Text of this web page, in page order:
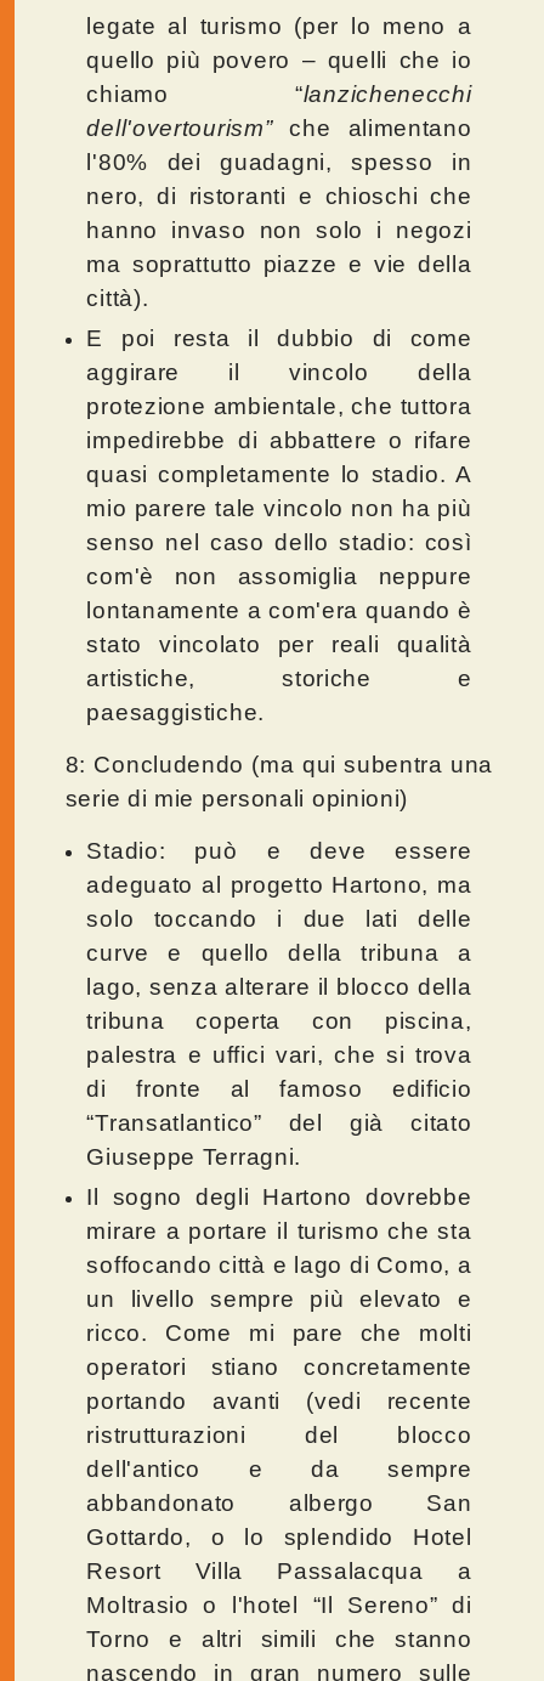
legate al turismo (per lo meno a
quello più povero – quelli che io
chiamo “lanzichenecchi
dell'overtourism”che alimentano
l'80% dei guadagni, spesso in
nero, di ristoranti e chioschi che
hanno invaso non solo i negozi
ma soprattutto piazze e vie della
città).
E poi resta il dubbio di come
aggirare il vincolo della
protezione ambientale, che tuttora
impedirebbe di abbattere o rifare
quasi completamente lo stadio. A
mio parere tale vincolo non ha più
senso nel caso dello stadio: così
com'è non assomiglia neppure
lontanamente a com'era quando è
stato vincolato per reali qualità
artistiche, storiche e
paesaggistiche.
8: Concludendo (ma qui subentra una
serie di mie personali opinioni)
Stadio: può e deve essere
adeguato al progetto Hartono, ma
solo toccando i due lati delle
curve e quello della tribuna a
lago, senza alterare il blocco della
tribuna coperta con piscina,
palestra e uffici vari, che si trova
di fronte al famoso edificio
“Transatlantico” del già citato
Giuseppe Terragni.
Il sogno degli Hartono dovrebbe
mirare a portare il turismo che sta
soffocando città e lago di Como, a
un livello sempre più elevato e
ricco. Come mi pare che molti
operatori stiano concretamente
portando avanti (vedi recente
ristrutturazioni del blocco
dell'antico e da sempre
abbandonato albergo San
Gottardo, o lo splendido Hotel
Resort Villa Passalacqua a
Moltrasio o l'hotel “Il Sereno” di
Torno e altri simili che stanno
nascendo in gran numero sulle